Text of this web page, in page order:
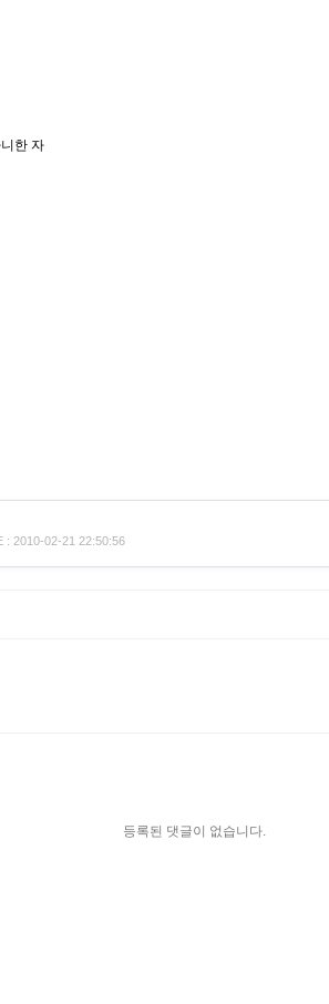
한 자
: 2010-02-21 22:50:56
등록된 댓글이 없습니다.